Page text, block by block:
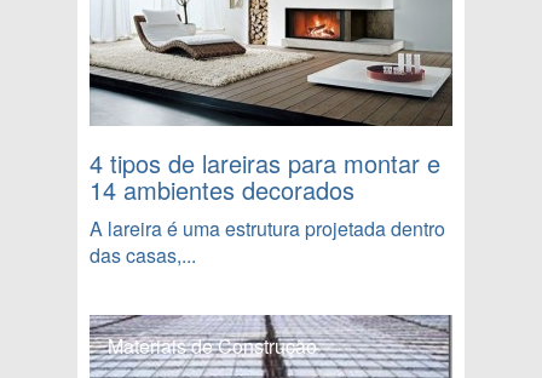
4 tipos de lareiras para montar e
14 ambientes decorados
A lareira é uma estrutura projetada dentro
das casas,...
Materiais de Construção